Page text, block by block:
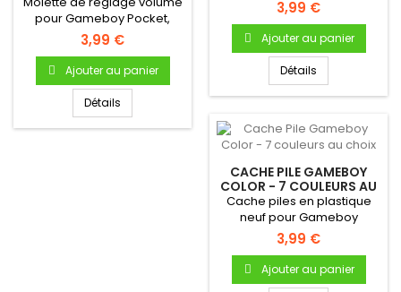
MOLETTE RÉGLAGE
VOLUME
pour Gameboy Pocket,
Color ou Advance
3,99 €
Ajouter au panier
Détails
3,99 €
Ajouter au panier
Détails
CACHE PILE GAMEBOY
COLOR - 7 COULEURS AU
CHOIX
Cache piles en plastique
neuf pour Gameboy
ColorCache pile en
plastique...
3,99 €
Ajouter au panier